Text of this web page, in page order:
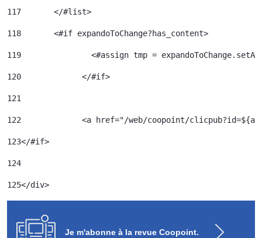
117
	  </#list>
118
	  <#if expandoToChange?has_content>
119
120
121
122
<a href="/web/coopoint/
123</#if>
124
125</div>
Je m'abonne à la revue Coopoint.